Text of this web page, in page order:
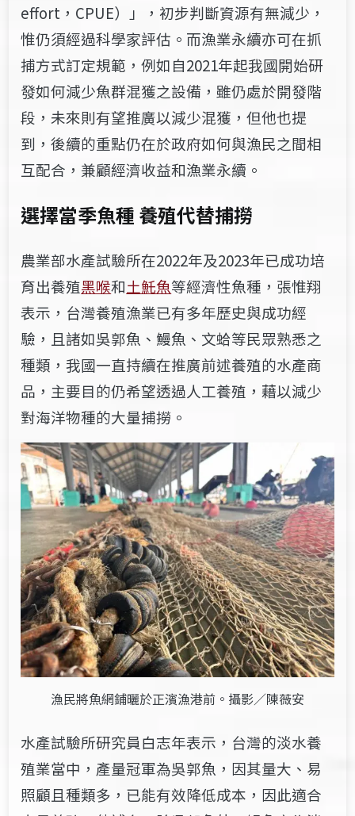
effort，CPUE）」，初步判斷資源有無減少，
惟仍須經過科學家評估。而漁業永續亦可在抓
捕方式訂定規範，例如自2021年起我國開始研
發如何減少魚群混獲之設備，雖仍處於開發階
段，未來則有望推廣以減少混獲，但他也提
到，後續的重點仍在於政府如何與漁民之間相
互配合，兼顧經濟收益和漁業永續 。
選擇當季魚種 養殖代替捕撈
農業部水產試驗所在2022年及2023年已成功培
育出養殖黑喉和土魠魚等經濟性魚種，張惟翔
表示，台灣養殖漁業已有多年歷史與成功經
驗，且諸如吳郭魚、鰻魚、文蛤等民眾熟悉之
種類，我國一直持續在推廣前述養殖的水產商
品，主要目的仍希望透過人工養殖，藉以減少
對海洋物種的大量捕撈。
漁民將魚網鋪曬於正濱漁港前。攝影／陳薇安
水產試驗所研究員白志年表示，台灣的淡水養
殖業當中，產量冠軍為吳郭魚，因其量大、易
照顧且種類多，已能有效降低成本，因此適合